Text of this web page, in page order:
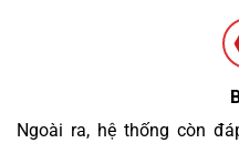
Ngoài ra, hệ thống còn